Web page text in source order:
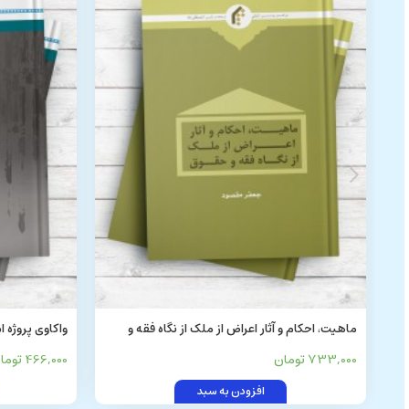
ماهیت، احکام و آثار اعراض از ملک از نگاه فقه و
حقوق
733,000 تومان
افزودن به سبد
واکاوی
ها و تهدیدها
466,000 تومان